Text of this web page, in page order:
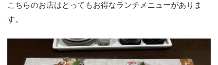
こちらのお店はとってもお得なランチメニューがありま
す。